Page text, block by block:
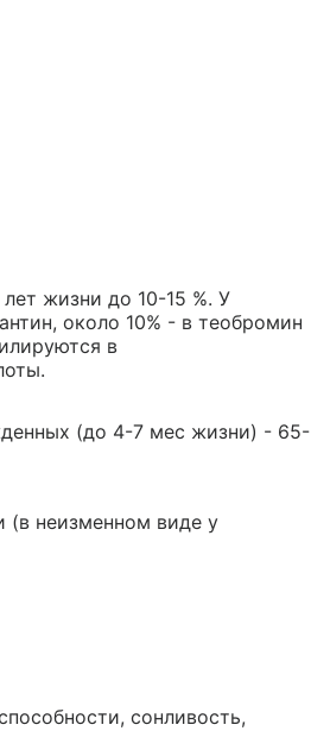
жизни до 10-15 %. У
около 10% - в теобромин
в
(до 4-7 мес жизни) - 65-
(в неизменном виде у
сонливость,